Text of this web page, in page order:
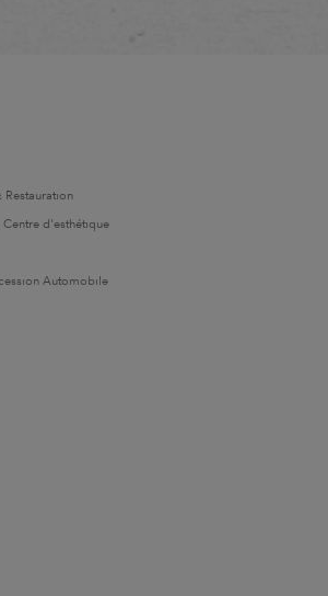
Restauration
Centre d'esthétique
Automobile